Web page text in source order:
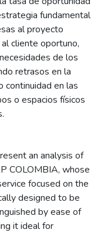
fundamental
al proyecto
cliente oportuno,
de los
retrasos en la
continuidad en las
o espacios físicos
an analysis of
COLOMBIA, whose
focused on the
designed to be
by ease of
it ideal for